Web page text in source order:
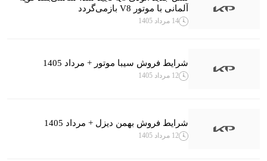
آلمانی با موتور V8 بازمی‌گردد
14 مرداد 1405
شرایط فروش سیبا موتور + مرداد 1405
12 مرداد 1405
شرایط فروش بهمن دیزل + مرداد 1405
12 مرداد 1405